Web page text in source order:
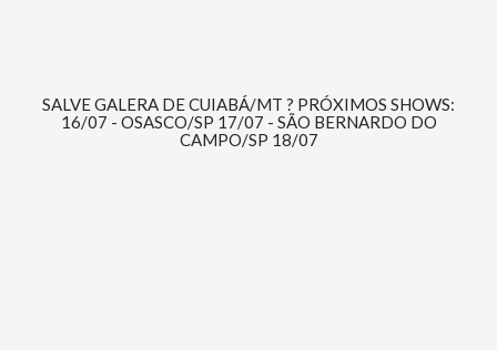
SALVE GALERA DE CUIABÁ/MT ? PRÓXIMOS SHOWS:
16/07 - OSASCO/SP 17/07 - SÃO BERNARDO DO
CAMPO/SP 18/07